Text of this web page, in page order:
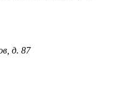
д. 87